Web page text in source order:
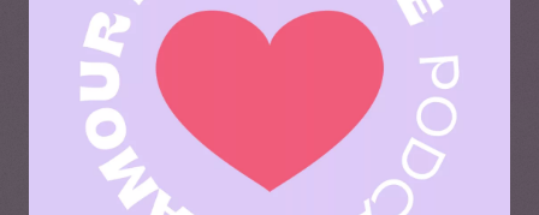
Palmarès
À propos
S'impliquer